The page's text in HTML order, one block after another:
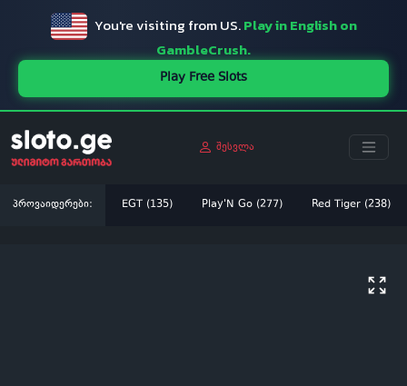
You're visiting from US.Play in English on
GambleCrush.
Play Free Slots
შესვლა
პროვაიდერები: EGT (135) Play'N Go (277) Red Tiger (238)